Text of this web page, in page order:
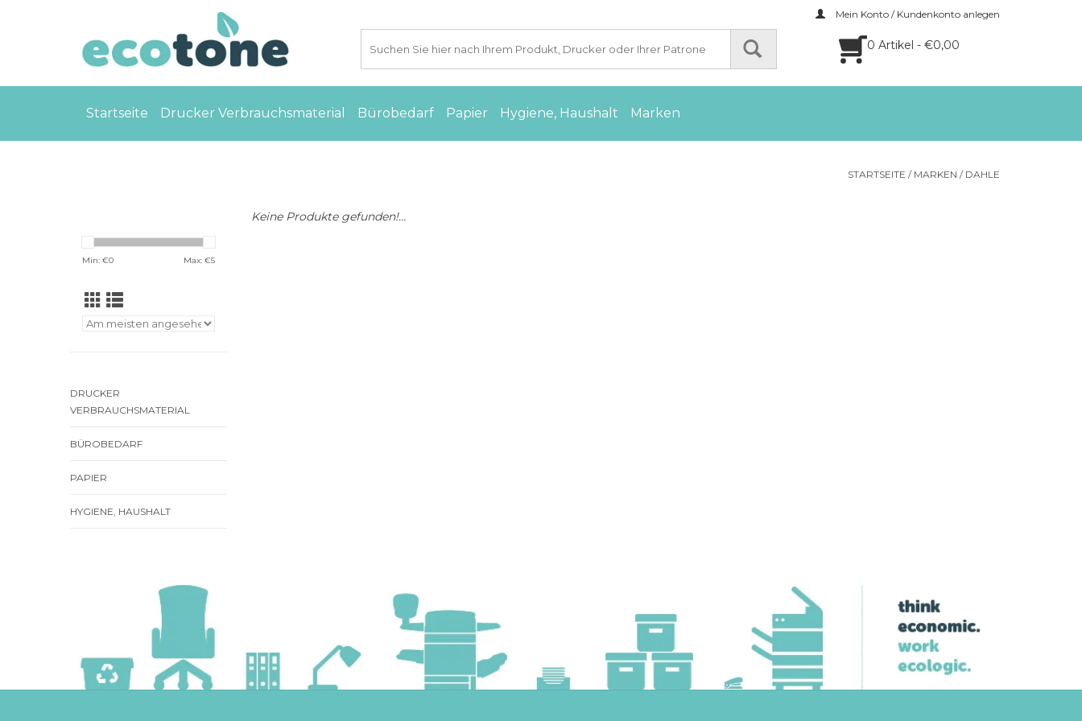
Mein Konto / Kundenkonto anlegen
0 Artikel - €0,00
Startseite Drucker Verbrauchsmaterial Bürobedarf Papier Hygiene, Haushalt Marken
STARTSEITE / MARKEN / DAHLE
Min: €0 Max: €5
DRUCKER
VERBRAUCHSMATERIAL
BÜROBEDARF
PAPIER
HYGIENE, HAUSHALT
Keine Produkte gefunden!...